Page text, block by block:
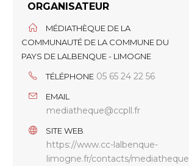
ORGANISATEUR
MÉDIATHÈQUE DE LA
COMMUNAUTÉ DE LA COMMUNE DU
PAYS DE LALBENQUE - LIMOGNE
TÉLÉPHONE 05 65 24 22 56
EMAIL
mediatheque@ccpll.fr
SITE WEB
https://www.cc-lalbenque-
limogne.fr/contacts/mediatheque